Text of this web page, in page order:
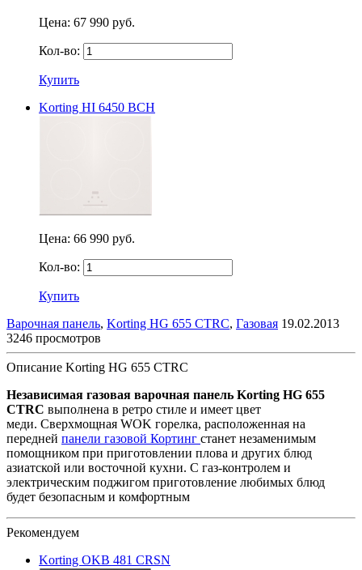
Цена: 67 990 руб.
Кол-во:
Купить
Korting HI 6450 BCH
Цена: 66 990 руб.
Кол-во:
Купить
Варочная панель, Korting HG 655 CTRC, Газовая 19.02.2013
3246 просмотров
Описание Korting HG 655 CTRC
Независимая газовая варочная панель Korting HG 655
CTRC выполнена в ретро стиле и имеет цвет
меди. Сверхмощная WOK горелка, расположенная на
передней панели газовой Кортинг станет незаменимым
помощником при приготовлении плова и других блюд
азиатской или восточной кухни. С газ-контролем и
электрическим поджигом приготовление любимых блюд
будет безопасным и комфортным
Рекомендуем
Korting OKB 481 CRSN